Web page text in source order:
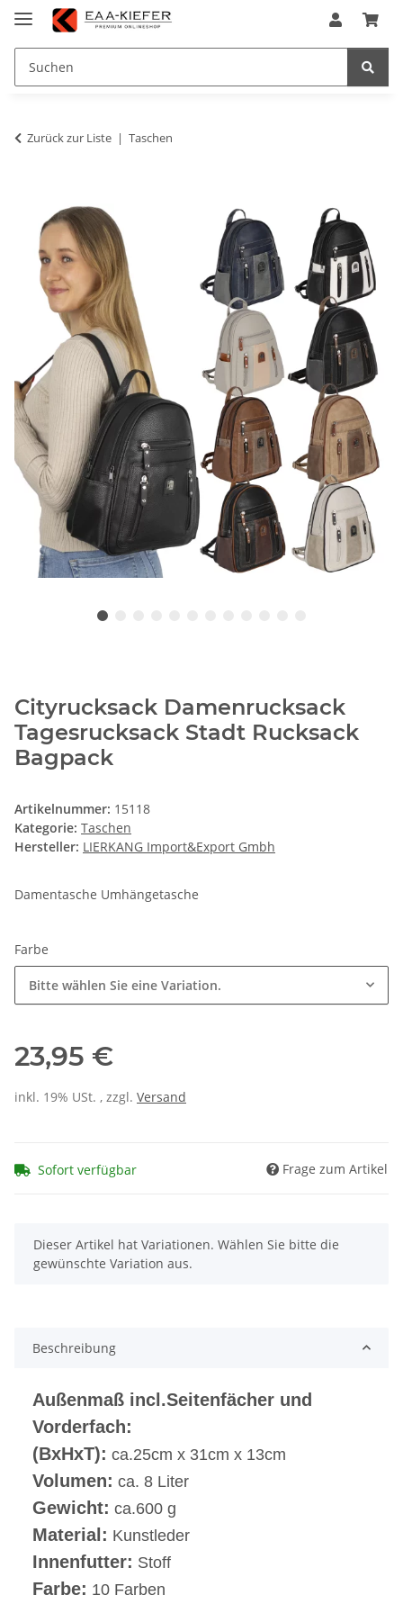
Zurück zur Liste Taschen
Cityrucksack Damenrucksack
Tagesrucksack Stadt Rucksack
Bagpack
Artikelnummer: 15118
Kategorie: Taschen
Hersteller: LIERKANG Import&Export Gmbh
Damentasche Umhängetasche
Farbe
Bitte wählen Sie eine Variation.
23,95 €
inkl. 19% USt. , zzgl. Versand
Sofort verfügbar Frage zum Artikel
x
Dieser Artikel hat Variationen. Wählen Sie bitte die
gewünschte Variation aus.
Beschreibung
Außenmaß incl.Seitenfächer und
Vorderfach:
(BxHxT): ca.25cm x 31cm x 13cm
Volumen: ca. 8 Liter
Gewicht: ca.600 g
Material: Kunstleder
Innenfutter: Stoff
Farbe: 10 Farben